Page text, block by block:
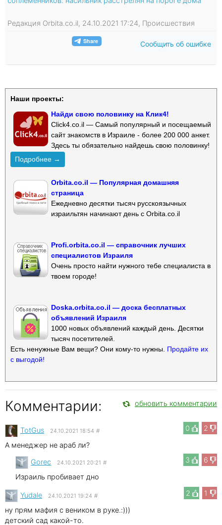
Редакция Orbita.co.il, 24.10.2021 17:24, Происшествия
Сообщить об ошибке
Наши проекты:
Найди свою половинку на Клик4!
Click4.co.il — Самый популярный и посещаемый
сайт знакомств в Израиле - более 200 000 анкет.
Здесь ты обязательно найдешь свою половинку!
Подробнее →
Orbita.co.il — Популярная домашняя
страница
Ежедневно десятки тысяч русскоязычных
израильтян начинают день с Orbita.co.il
Profi.orbita.co.il — справочник лучших
специалистов Израиля
Очень просто найти нужного тебе специалиста в
твоем городе!
Doska.orbita.co.il — доска бесплатных
объявлений Израиля
1000 новых объявлений каждый день. Десятки
тысяч посетителей.
Есть ненужные Вам вещи? Они кому-то нужны. Продайте их
с выгодой!
Комментарии: обновить комментарии
0 2
TotGus 24.10.2021 18:54 #
А менеджер не араб ли?
3
6
Gorec 24.10.2021 20:21 #
Израиль пробивает дно
2
1
Yudale 24.10.2021 19:24 #
ну прям мафия с веником в руке.:)))
детский сад какой-то.